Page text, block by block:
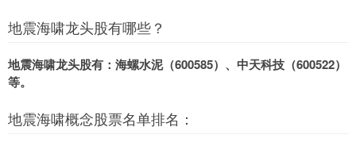
地震海啸龙头股有哪些？
地震海啸龙头股有：海螺水泥（600585）、中天科技（600522）
等。
地震海啸概念股票名单排名：